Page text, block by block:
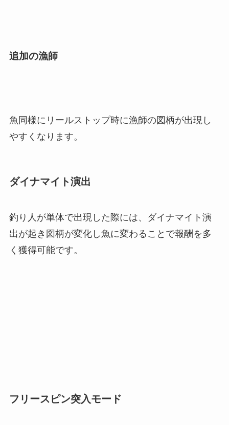
追加の漁師
魚同様にリールストップ時に漁師の図柄が出現し
やすくなります。
ダイナマイト演出
釣り人が単体で出現した際には、ダイナマイト演
出が起き図柄が変化し魚に変わることで報酬を多
く獲得可能です。
フリースピン突入モード